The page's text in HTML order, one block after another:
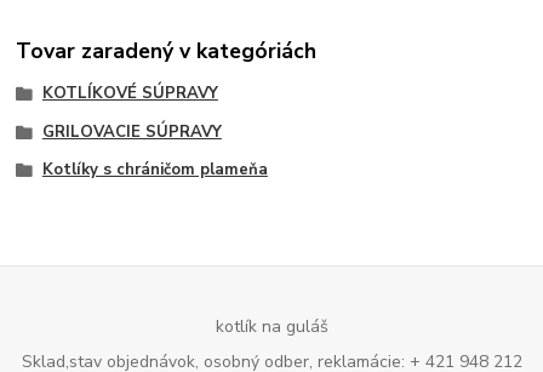
Tovar zaradený v kategóriách
KOTLÍKOVÉ SÚPRAVY
GRILOVACIE SÚPRAVY
Kotlíky s chráničom plameňa
kotlík na guláš
Sklad,stav objednávok, osobný odber, reklamácie: + 421 948 212